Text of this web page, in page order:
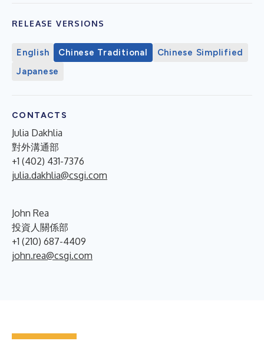
RELEASE VERSIONS
English Chinese Traditional
Chinese Simplified
Japanese
CONTACTS
Julia Dakhlia
對外溝通部
+1 (402) 431-7376
julia.dakhlia@csgi.com
John Rea
投資人關係部
+1 (210) 687-4409
john.rea@csgi.com